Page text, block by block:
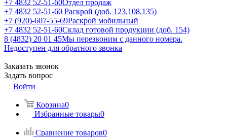
+7 4832 52-51-60Отдел продаж
+7 4832 52-51-60 Раскрой (доб. 123,108,135)
+7 (920)-607-55-69Раскрой мобильный
+7 4832 52-51-60Склад готовой продукции (доб. 154)
8 (4832) 20 01 45Мы перезвоним с данного номера.
Недоступен для обратного звонка
Заказать звонок
Задать вопрос
Войти
Корзина0
Избранные товары0
Сравнение товаров0